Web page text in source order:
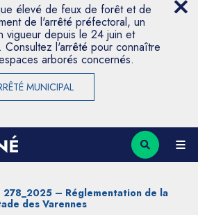
élevé de feux de forêt et de
de l'arrêté préfectoral, un
vigueur depuis le 24 juin et
Consultez l'arrêté pour connaître
arborés concernés.
MUNICIPAL
278_2025 – Réglementation de la
des Varennes